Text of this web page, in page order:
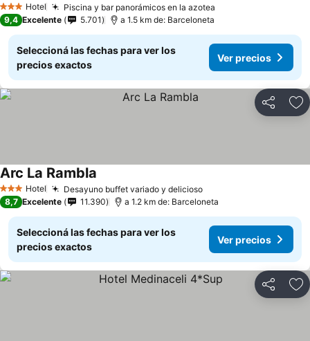
3 Estrellas
Hotel Piscina y bar panorámicos en la azotea
9,4 Excelente 5.701 a 1.5 km de: Barceloneta
Seleccioná las fechas para ver los
precios exactos
Ver precios
Compartir
3 Estrellas
Hotel Desayuno buffet variado y delicioso
Arc La Rambla
8,7 Excelente 11.390 a 1.2 km de: Barceloneta
Seleccioná las fechas para ver los
precios exactos
Ver precios
Compartir